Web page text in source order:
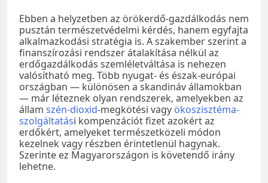
Ebben a helyzetben az örökerdő-gazdálkodás nem
pusztán természetvédelmi kérdés, hanem egyfajta
alkalmazkodási stratégia is. A szakember szerint a
finanszírozási rendszer átalakítása nélkül az
erdőgazdálkodás szemléletváltása is nehezen
valósítható meg. Több nyugat- és észak-európai
országban — különösen a skandináv államokban
— már léteznek olyan rendszerek, amelyekben az
állam szén-dioxid-megkötési vagy ökoszisztéma-
szolgáltatási kompenzációt fizet azokért az
erdőkért, amelyeket természetközeli módon
kezelnek vagy részben érintetlenül hagynak.
Szerinte ez Magyarországon is követendő irány
lehetne.